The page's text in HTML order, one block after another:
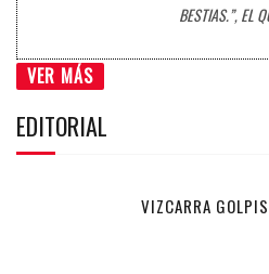
BESTIAS.”, EL
VER MÁS
EDITORIAL
VIZCARRA